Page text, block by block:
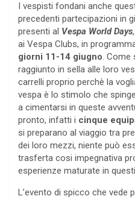
I vespisti fondani anche
precedenti partecipazioni in
presenti al Vespa World Days
ai Vespa Clubs, in
giorni 11-14 giugno. Come
raggiunto in sella alle loro
carrelli proprio perchè la
vespa è lo stimolo che
a cimentarsi in queste
pronto, infatti i cinque
si preparano al viaggio tra
dei loro mezzi, niente può
trasferta cosi impegnativa
esperienze maturate in
L’evento di spicco che vede